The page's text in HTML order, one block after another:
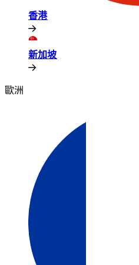
香港​​
新加坡​​
歐洲​​